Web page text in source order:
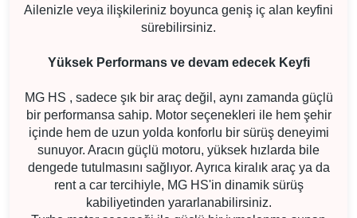
Ailenizle veya ilişkileriniz boyunca geniş iç alan keyfini
sürebilirsiniz.
Yüksek Performans ve devam edecek Keyfi
MG HS , sadece şık bir araç değil, aynı zamanda güçlü
bir performansa sahip. Motor seçenekleri ile hem şehir
içinde hem de uzun yolda konforlu bir sürüş deneyimi
sunuyor. Aracın güçlü motoru, yüksek hızlarda bile
dengede tutulmasını sağlıyor. Ayrıca kiralık araç ya da
rent a car tercihiyle, MG HS'in dinamik sürüş
kabiliyetinden yararlanabilirsiniz.